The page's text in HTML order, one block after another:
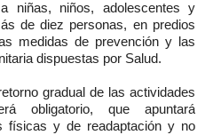
niñas, niños, adolescentes y
de diez personas, en predios
medidas de prevención y las
dispuestas por Salud.
gradual de las actividades
obligatorio, que apuntará
físicas y de readaptación y no